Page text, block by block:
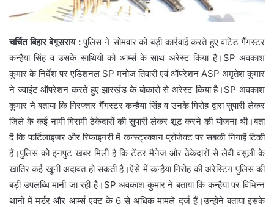
चर्चित बिहार बेगूसराय :पुलिस ने सोमवार को बड़ी कार्रवाई करते हुए वांटेड गैंगस्टर
कन्हैया सिंह व उसके साथियों को आर्म्स के साथ अरेस्ट किया है।SP अवकाश
कुमार के निर्देश पर एडिशनल SP मनोज तिवारी एवं ऑपरेशन ASP अमृतेश कुमार
ने ज्वाइंट ऑपरेशन करते हुए झारखंड के बोकारो से अरेस्ट किया है।SP अवकाश
कुमार ने बताया कि गिरफ्तार गैंगस्टर कन्हैया सिंह व उनके गिरोह द्वारा सुपारी लेकर
जिले के कई नामी गिरामी ठेकेदारों की सुपारी लेकर शूट करने की योजना थी।बता
दें कि फर्टिलाइजर और रिफाइनरी में कन्स्ट्रक्शन प्रोजेक्ट पर सबकी निगाहें टिकी
हैं।पुलिस को इनपुट खबर मिली है कि टेंडर मैनेज और ठेकेदारों से लेवी वसूली के
खातिर कई खूनी अदावत हो सकती है।ऐसे में कन्हैया गिरोह की अरेस्टिंग पुलिस की
बड़ी उपलब्धि मानी जा रही है।SP अवकाश कुमार ने बताया कि कन्हैया पर विभिन्न
थानों में मर्डर और आर्म्स एक्ट के 6 से अधिक मामले दर्ज हैं।उन्होंने बताया इसके